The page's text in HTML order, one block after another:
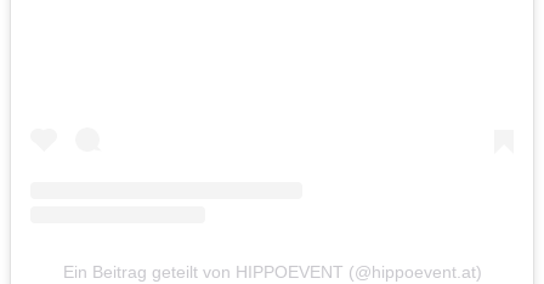
Ein Beitrag geteilt von HIPPOEVENT (@hippoevent.at)